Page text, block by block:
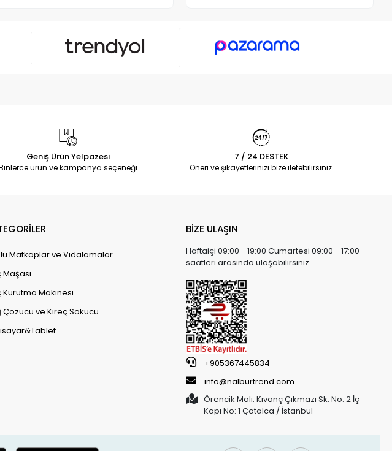
Geniş Ürün Yelpazesi
ürün ve kampanya seçeneği
7 / 24 DESTEK
Öneri ve şikayetlerinizi bize iletebilirsiniz.
Matkaplar ve Vidalamalar
Maşası
Kurutma Makinesi
Çözücü ve Kireç Sökücü
BİZE ULAŞIN
Haftaiçi 09:00 - 19:00 Cumartesi 09:00 - 17:00
saatleri arasında ulaşabilirsiniz.
+905367445834
info@nalburtrend.com
Örencik Malı. Kıvanç Çıkmazı Sk. No: 2 İç
Kapı No: 1 Çatalca / İstanbul